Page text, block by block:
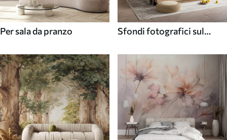
Per sala da pranzo
Sfondi fotografici sul